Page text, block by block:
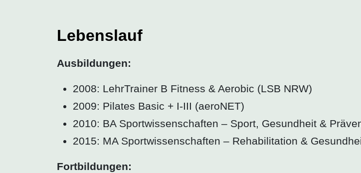
Lebenslauf
Ausbildungen:
2008: LehrTrainer B Fitness & Aerobic (LSB NRW)
2009: Pilates Basic + I-III (aeroNET)
2010: BA Sportwissenschaften – Sport, Gesundheit &
2015: MA Sportwissenschaften – Rehabilitation &
Fortbildungen: